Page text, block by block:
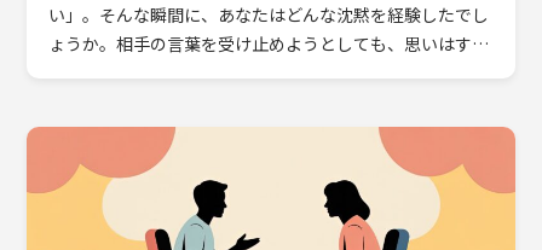
い」。そんな瞬間に、あなたはどんな沈黙を経験したでし
ょうか。相手の言葉を受け止めようとしても、思いはすれ